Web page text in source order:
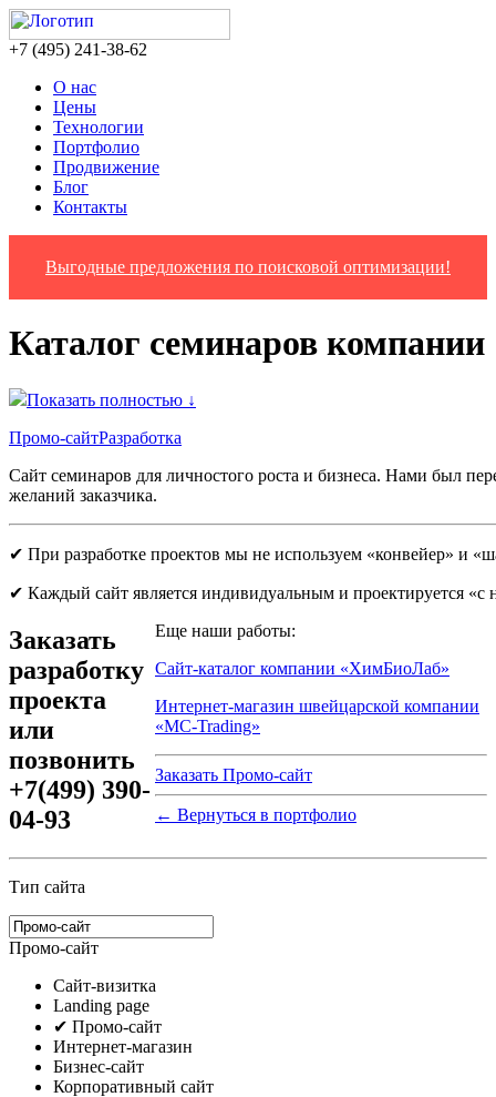
‎+7 (495) 241-38-62
О нас
Цены
Технологии
Портфолио
Продвижение
Блог
Контакты
Выгодные предложения по поисковой оптимизации!
Каталог семинаров компании
Показать полностью ↓
Промо-сайтРазработка
Сайт семинаров для личностого роста и бизнеса. Нами был
желаний заказчика.
✔ При разработке проектов мы не используем «конвейер» и
✔ Каждый сайт является индивидуальным и проектируется «с
Еще наши работы:
Сайт-каталог компании «‎ХимБиоЛаб»‎
Интернет-магазин швейцарской компании
«‎MC-Trading»
Заказать Промо-сайт
← Вернуться в портфолио
Заказать
разработку
проекта
или
позвонить
+7(499) 390-
04-93
Тип сайта
Промо-сайт
Сайт-визитка
Landing page
✔ Промо-сайт
Интернет-магазин
Бизнес-сайт
Корпоративный сайт